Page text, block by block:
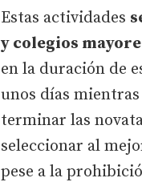
Estas actividades
y colegios
en la duración de
unos días
terminar las
seleccionar al
pese a la